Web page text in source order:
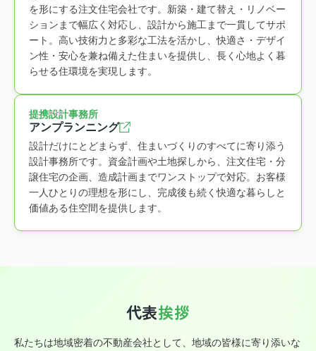
を形にする注文住宅会社です。新築・建て替え・リノベー
ションまで幅広く対応し、設計から施工まで一貫してサポ
ート。高い技術力と多彩な工法を活かし、快適さ・デザイ
ン性・安心を兼ね備えた住まいを提供し、長く心地よく暮
らせる住環境を実現します。
提携設計事務所
アンプランニング
設計だけにとどまらず、住まいづくりのすべてに寄り添う
設計事務所です。資金計画や土地探しから、注文住宅・分
譲住宅の企画、造成計画までワンストップで対応。お客様
一人ひとりの理想を形にし、完成後も続く快適な暮らしと
価値ある住空間を提供します。
代表挨拶
私たちは地域密着の不動産会社として、地域の皆様に寄り添いな